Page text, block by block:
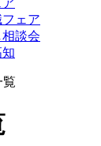
ェア
談会
覧